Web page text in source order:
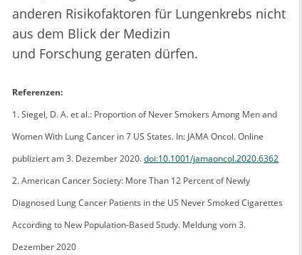
anderen Risikofaktoren für Lungenkrebs nicht
aus dem Blick der Medizin
und Forschung geraten dürfen.
Referenzen:
1. Siegel, D. A. et al.: Proportion of Never Smokers Among Men and
Women With Lung Cancer in 7 US States. In: JAMA Oncol. Online
publiziert am 3. Dezember 2020.doi:10.1001/jamaoncol.2020.6362
2. American Cancer Society: More Than 12 Percent of Newly
Diagnosed Lung Cancer Patients in the US Never Smoked Cigarettes
According to New Population-Based Study. Meldung vom 3.
Dezember 2020